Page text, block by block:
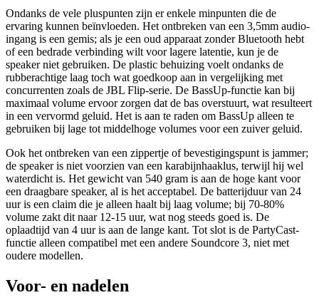
Ondanks de vele pluspunten zijn er enkele minpunten die de
ervaring kunnen beïnvloeden. Het ontbreken van een 3,5mm audio-
ingang is een gemis; als je een oud apparaat zonder Bluetooth hebt
of een bedrade verbinding wilt voor lagere latentie, kun je de
speaker niet gebruiken. De plastic behuizing voelt ondanks de
rubberachtige laag toch wat goedkoop aan in vergelijking met
concurrenten zoals de JBL Flip-serie. De BassUp-functie kan bij
maximaal volume ervoor zorgen dat de bas overstuurt, wat resulteert
in een vervormd geluid. Het is aan te raden om BassUp alleen te
gebruiken bij lage tot middelhoge volumes voor een zuiver geluid.
Ook het ontbreken van een zippertje of bevestigingspunt is jammer;
de speaker is niet voorzien van een karabijnhaaklus, terwijl hij wel
waterdicht is. Het gewicht van 540 gram is aan de hoge kant voor
een draagbare speaker, al is het acceptabel. De batterijduur van 24
uur is een claim die je alleen haalt bij laag volume; bij 70-80%
volume zakt dit naar 12-15 uur, wat nog steeds goed is. De
oplaadtijd van 4 uur is aan de lange kant. Tot slot is de PartyCast-
functie alleen compatibel met een andere Soundcore 3, niet met
oudere modellen.
Voor- en nadelen